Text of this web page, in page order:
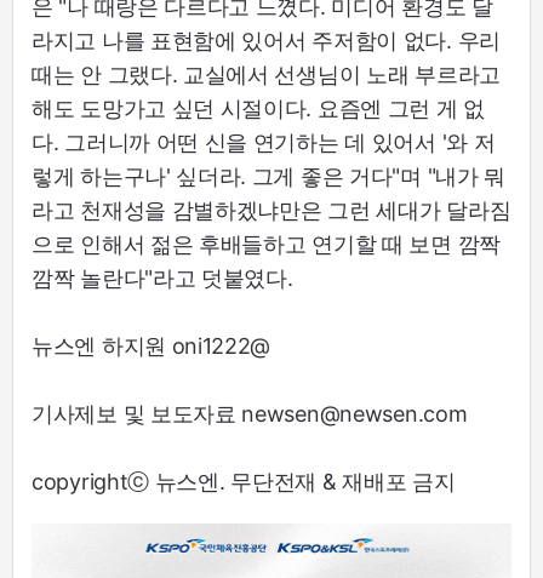
은 "나 때랑은 다르다고 느꼈다. 미디어 환경도 달
라지고 나를 표현함에 있어서 주저함이 없다. 우리
때는 안 그랬다. 교실에서 선생님이 노래 부르라고
해도 도망가고 싶던 시절이다. 요즘엔 그런 게 없
다. 그러니까 어떤 신을 연기하는 데 있어서 '와 저
렇게 하는구나' 싶더라. 그게 좋은 거다"며 "내가 뭐
라고 천재성을 감별하겠냐만은 그런 세대가 달라짐
으로 인해서 젊은 후배들하고 연기할 때 보면 깜짝
깜짝 놀란다"라고 덧붙였다.
뉴스엔 하지원 oni1222@
기사제보 및 보도자료 newsen@newsen.com
copyrightⓒ 뉴스엔. 무단전재 & 재배포 금지